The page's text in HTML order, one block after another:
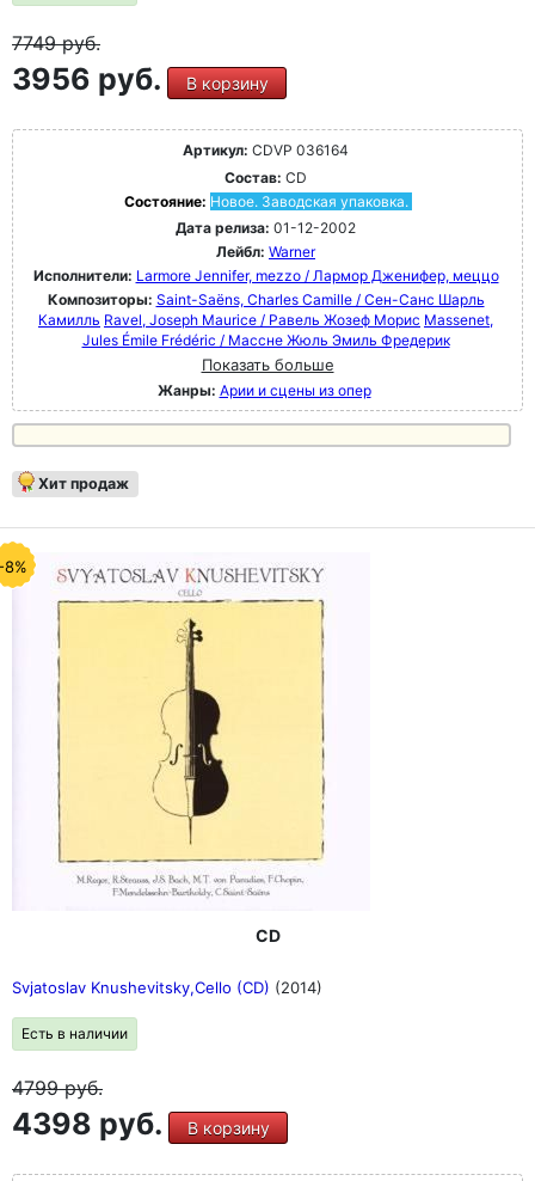
7749руб.
3956 руб. В корзину
Артикул: CDVP 036164
Состав: CD
Состояние: Новое. Заводская упаковка.
Дата релиза: 01-12-2002
Лейбл: Warner
Исполнители: Larmore Jennifer, mezzo / Лармор Дженифер, меццо
Композиторы: Saint-Saëns, Charles Camille / Сен-Санс Шарль
Камилль Ravel, Joseph Maurice / Равель Жозеф Морис Massenet,
Jules Émile Frédéric / Массне Жюль Эмиль Фредерик
Показать больше
Жанры: Арии и сцены из опер
Хит продаж
8%
CD
Svjatoslav Knushevitsky,Cello (CD) (2014)
Есть в наличии
4799руб.
4398 руб. В корзину